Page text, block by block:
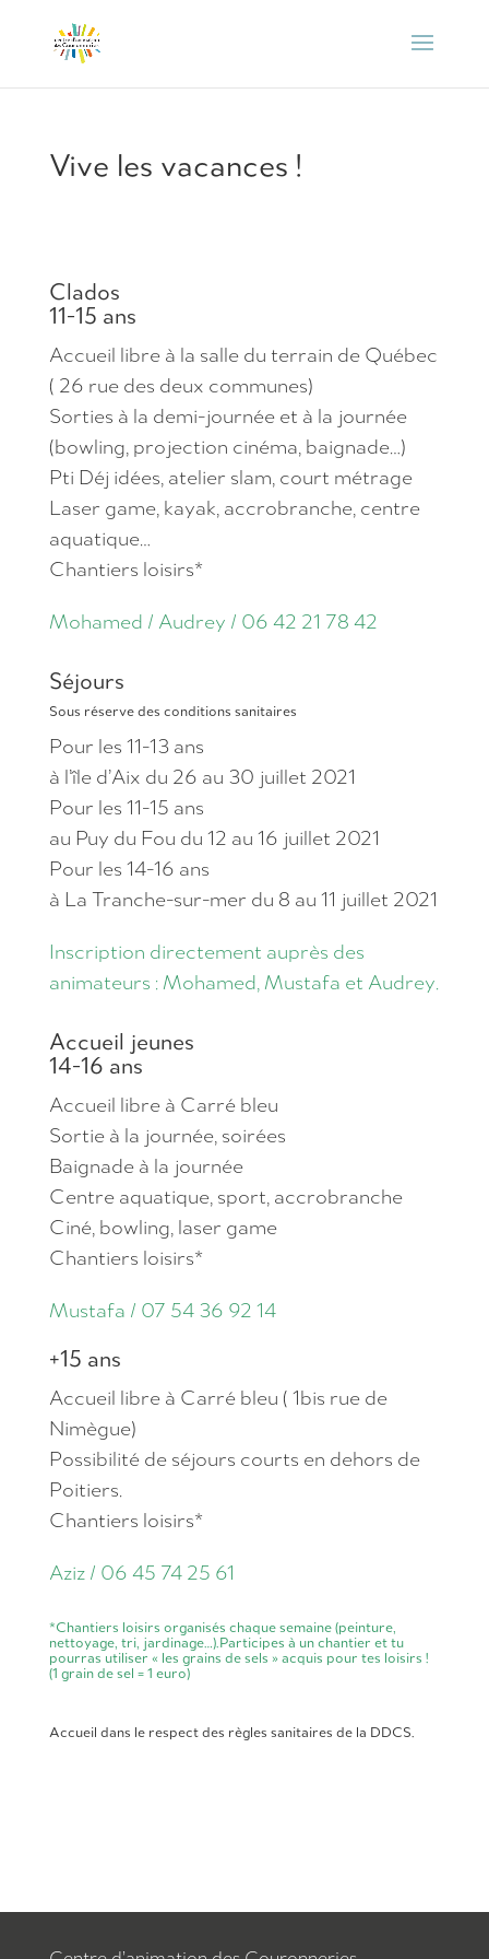
Vive les vacances !
Clados
11-15 ans
Accueil libre à la salle du terrain de Québec
( 26 rue des deux communes)
Sorties à la demi-journée et à la journée
(bowling, projection cinéma, baignade…)
Pti Déj idées, atelier slam, court métrage
Laser game, kayak, accrobranche, centre
aquatique…
Chantiers loisirs*
Mohamed / Audrey / 06 42 21 78 42
Séjours
Sous réserve des conditions sanitaires
Pour les 11-13 ans
à l’île d’Aix du 26 au 30 juillet 2021
Pour les 11-15 ans
au Puy du Fou du 12 au 16 juillet 2021
Pour les 14-16 ans
à La Tranche-sur-mer du 8 au 11 juillet 2021
Inscription directement auprès des
animateurs : Mohamed, Mustafa et Audrey.
Accueil jeunes
14-16 ans
Accueil libre à Carré bleu
Sortie à la journée, soirées
Baignade à la journée
Centre aquatique, sport, accrobranche
Ciné, bowling, laser game
Chantiers loisirs*
Mustafa / 07 54 36 92 14
+15 ans
Accueil libre à Carré bleu ( 1bis rue de
Nimègue)
Possibilité de séjours courts en dehors de
Poitiers.
Chantiers loisirs*
Aziz / 06 45 74 25 61
*Chantiers loisirs organisés chaque semaine(peinture,
nettoyage, tri, jardinage…).Participes à un chantier et tu
pourras utiliser « les grains de sels » acquis pour tes loisirs !
(1 grain de sel = 1 euro)
Accueil dans le respect des règles sanitaires de la DDCS.